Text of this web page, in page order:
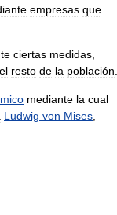
empresas que
ciertas medidas
el resto de la población
mediante la cual
Ludwig von Mises